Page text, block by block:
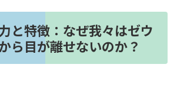
と特徴：なぜ我々はゼウ
ら目が離せないのか？